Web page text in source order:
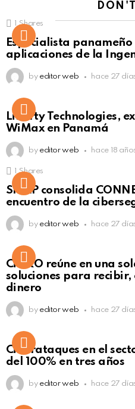
Click to
Shares
Especialista
aplicaciones de la
by editor web hace 27
Liberty Technologies,
WiMax en Panamá
by editor web hace 18
Click to
Shares
SISAP consolida
encuentro de la
by editor web hace 27
Not Safe
Click to
CiNKO reúne en una
soluciones para
dinero
by editor web hace 27
Ciberataques en el
del 100% en tres años
by editor web hace 27